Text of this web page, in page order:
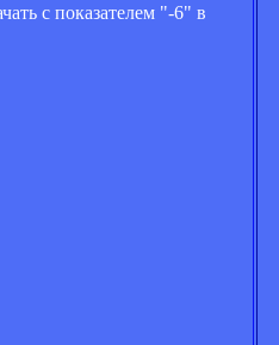
с показателем "-6" в